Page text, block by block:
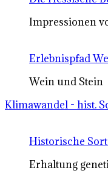
Impressionen
Erlebnispfad
Wein und Stein
Klimawandel - hist.
Historische
Erhaltung